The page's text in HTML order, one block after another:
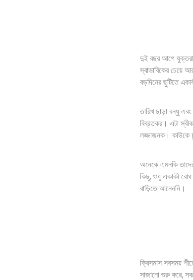
দুই বছর আগে
স্বাভাবিকের চেয়ে
বড়দিনের ছুটিতে
তারিখ ছাড়া বন্ধু
বিব্রতকর। এটা
লজ্জাজনক। কাউকে
অনেকে এমনকি
কিছু, শুধু একাকী
বাড়িতে আনেননি।
ক্রিসমাস সবসময়
সাজানো শুরু করে,